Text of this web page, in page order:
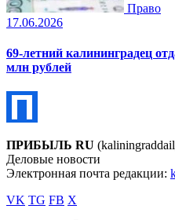
Право
17.06.2026
69-летний калининградец
млн рублей
ПРИБЫЛЬ RU
Деловые новости
Электронная почта редакции:
VK TG FB X